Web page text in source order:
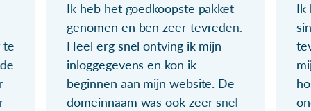
te
Ik heb het goedkoopste pakket
genomen en ben zeer tevreden.
Heel erg snel ontving ik mijn
inloggegevens en kon ik
beginnen aan mijn website. De
domeinnaam was ook zeer snel
Ik